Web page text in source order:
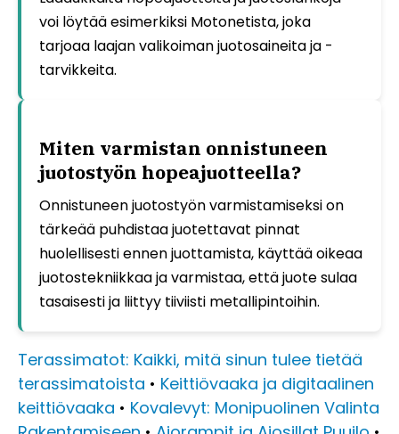
voi löytää esimerkiksi Motonetista, joka
tarjoaa laajan valikoiman juotosaineita ja -
tarvikkeita.
Miten varmistan onnistuneen
juotostyön hopeajuotteella?
Onnistuneen juotostyön varmistamiseksi on
tärkeää puhdistaa juotettavat pinnat
huolellisesti ennen juottamista, käyttää oikeaa
juotostekniikkaa ja varmistaa, että juote sulaa
tasaisesti ja liittyy tiiviisti metallipintoihin.
Terassimatot: Kaikki, mitä sinun tulee tietää
terassimatoista • Keittiövaaka ja digitaalinen
keittiövaaka • Kovalevyt: Monipuolinen Valinta